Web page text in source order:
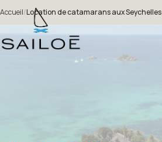
Accueil/Location de catamarans aux Seychelles